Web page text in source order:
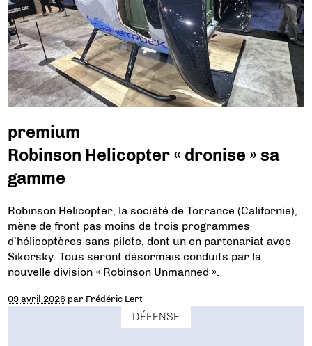
premium
Robinson Helicopter « dronise » sa
gamme
Robinson Helicopter, la société de Torrance (Californie),
mène de front pas moins de trois programmes
d’hélicoptères sans pilote, dont un en partenariat avec
Sikorsky. Tous seront désormais conduits par la
nouvelle division « Robinson Unmanned ».
09 avril 2026 par Frédéric Lert
DÉFENSE